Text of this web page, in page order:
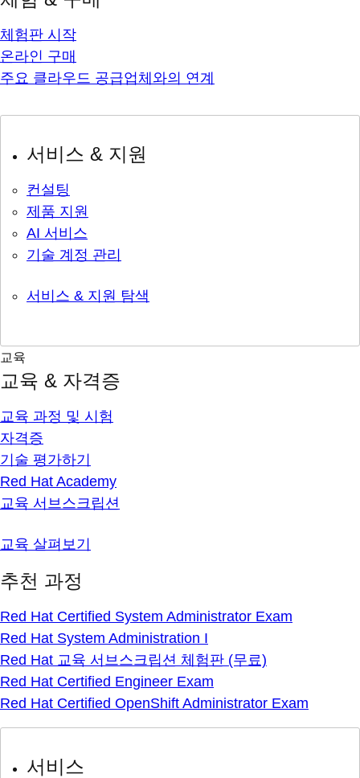
체험판 시작
온라인 구매
주요 클라우드 공급업체와의 연계
서비스 & 지원
컨설팅
제품 지원
AI 서비스
기술 계정 관리
서비스 & 지원 탐색
교육
교육 & 자격증
교육 과정 및 시험
자격증
기술 평가하기
Red Hat Academy
교육 서브스크립션
교육 살펴보기
추천 과정
Red Hat Certified System Administrator Exam
Red Hat System Administration I
Red Hat 교육 서브스크립션 체험판 (무료)
Red Hat Certified Engineer Exam
Red Hat Certified OpenShift Administrator Exam
서비스